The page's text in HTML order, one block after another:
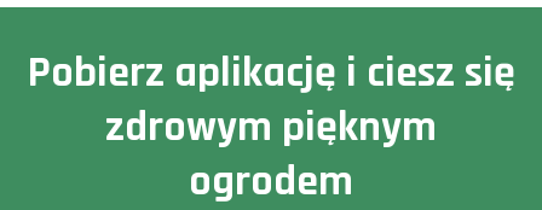
Pobierz aplikację i ciesz się
zdrowym pięknym
ogrodem